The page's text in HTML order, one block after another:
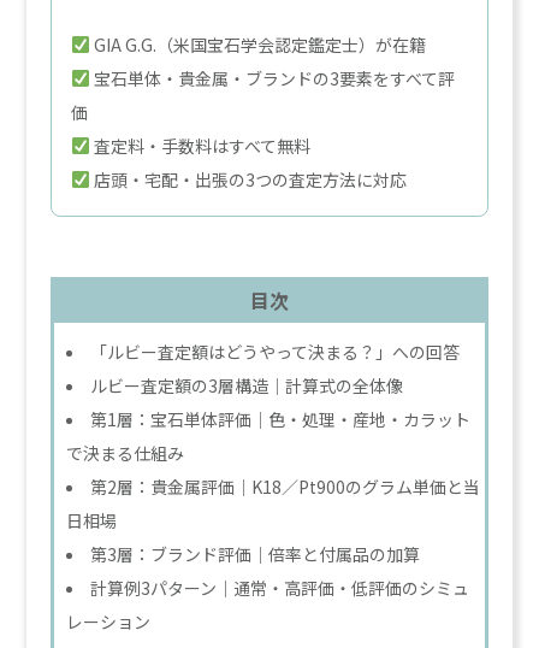
GIA G.G.（米国宝石学会認定鑑定士）が在籍
宝石単体・貴金属・ブランドの3要素をすべて評
価
査定料・手数料はすべて無料
店頭・宅配・出張の3つの査定方法に対応
目次
「ルビー査定額はどうやって決まる？」への回答
ルビー査定額の3層構造｜計算式の全体像
第1層：宝石単体評価｜色・処理・産地・カラット
で決まる仕組み
第2層：貴金属評価｜K18／Pt900のグラム単価と当
日相場
第3層：ブランド評価｜倍率と付属品の加算
計算例3パターン｜通常・高評価・低評価のシミュ
レーション